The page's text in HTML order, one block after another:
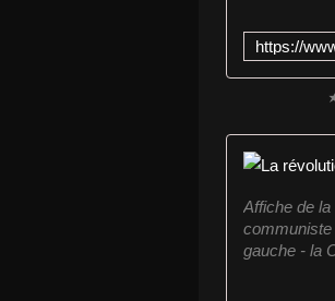
Affiche de
gauche - la